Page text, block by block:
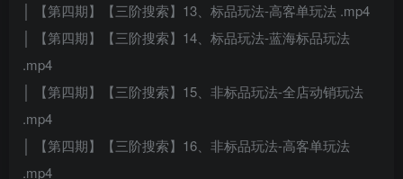
│ 【第四期】【三阶搜索】13、标品玩法-高客单玩法 .mp4
│ 【第四期】【三阶搜索】14、标品玩法-蓝海标品玩法
.mp4
│ 【第四期】【三阶搜索】15、非标品玩法-全店动销玩法
.mp4
│ 【第四期】【三阶搜索】16、非标品玩法-高客单玩法
.mp4